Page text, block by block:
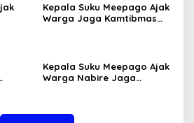
Kepala Suku Meepago Ajak
Warga Jaga Kamtibmas
Kepala Suku Meepago Ajak
Warga Nabire Jaga